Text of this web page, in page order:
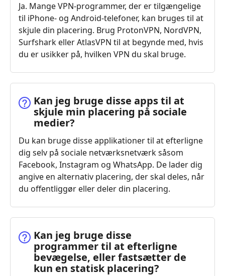
Ja. Mange VPN-programmer, der er tilgængelige
til iPhone- og Android-telefoner, kan bruges til at
skjule din placering. Brug ProtonVPN, NordVPN,
Surfshark eller AtlasVPN til at begynde med, hvis
du er usikker på, hvilken VPN du skal bruge.
Kan jeg bruge disse apps til at
skjule min placering på sociale
medier?
Du kan bruge disse applikationer til at efterligne
dig selv på sociale netværksnetværk såsom
Facebook, Instagram og WhatsApp. De lader dig
angive en alternativ placering, der skal deles, når
du offentliggør eller deler din placering.
Kan jeg bruge disse
programmer til at efterligne
bevægelse, eller fastsætter de
kun en statisk placering?